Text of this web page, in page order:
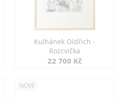
Kulhánek Oldřich -
Rozcvička
22 700 Kč
NOVÉ